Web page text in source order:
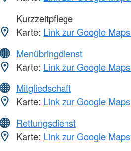
Kurzzeitpflege
Karte: Link zur Google
Menübringdienst
Karte: Link zur Google
Mitgliedschaft
Karte: Link zur Google
Rettungsdienst
Karte: Link zur Google